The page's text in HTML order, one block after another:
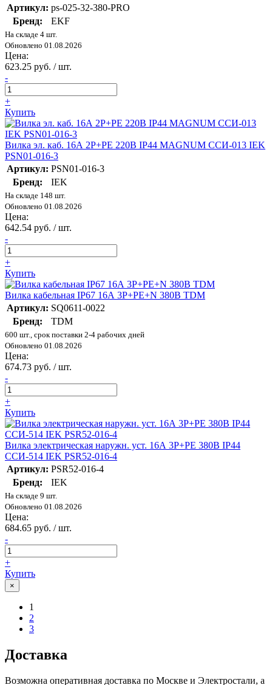
Артикул: ps-025-32-380-PRO
Бренд:
EKF
На складе 4 шт.
Обновлено 01.08.2026
Цена:
623.25 руб. / шт.
-
+
Купить
Вилка эл. каб. 16А 2P+PE 220В IP44 MAGNUM ССИ-013 IEK
PSN01-016-3
Артикул: PSN01-016-3
Бренд:
IEK
На складе 148 шт.
Обновлено 01.08.2026
Цена:
642.54 руб. / шт.
-
+
Купить
Вилка кабельная IP67 16А 3Р+РЕ+N 380В TDM
Артикул: SQ0611-0022
Бренд:
TDM
600 шт., срок поставки 2-4 рабочих дней
Обновлено 01.08.2026
Цена:
674.73 руб. / шт.
-
+
Купить
Вилка электрическая наружн. уст. 16А 3P+PЕ 380В IP44
ССИ-514 IEK PSR52-016-4
Артикул: PSR52-016-4
Бренд:
IEK
На складе 9 шт.
Обновлено 01.08.2026
Цена:
684.65 руб. / шт.
-
+
Купить
×
1
2
3
Доставка
Возможна оперативная доставка по Москве и Электростали, а